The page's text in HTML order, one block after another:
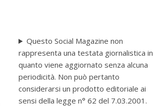
Questo Social Magazine non
rappresenta una testata giornalistica in
quanto viene aggiornato senza alcuna
periodicità. Non può pertanto
considerarsi un prodotto editoriale ai
sensi della legge n° 62 del 7.03.2001.